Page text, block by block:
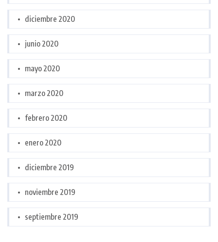
diciembre 2020
junio 2020
mayo 2020
marzo 2020
febrero 2020
enero 2020
diciembre 2019
noviembre 2019
septiembre 2019